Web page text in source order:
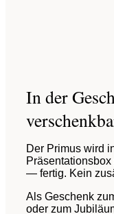
In der
Der Primus wird
— fertig. Kein
Als Geschenk
oder zum